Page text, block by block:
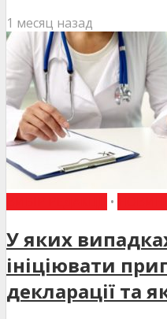
1 месяц назад
•
У яких
ініціювати
декларації та